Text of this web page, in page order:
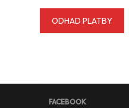
ODHAD PLATBY
FACEBOOK